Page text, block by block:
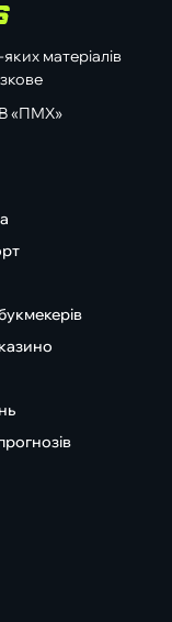
матеріалів
«ПМХ»